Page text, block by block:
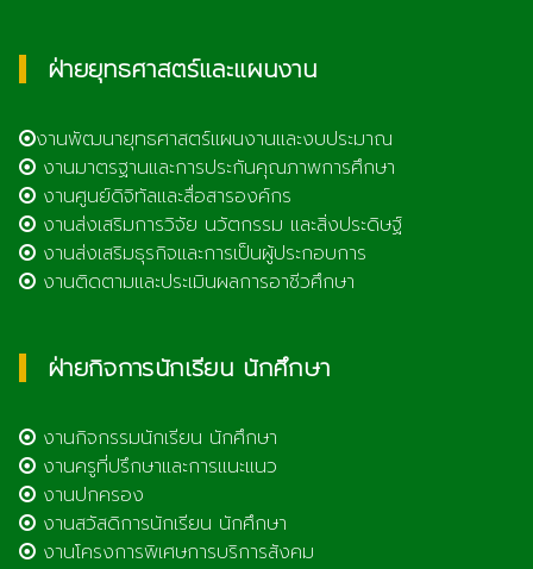
ฝ่ายยุทธศาสตร์และแผนงาน
งานพัฒนายุทธศาสตร์แผนงานและงบประมาณ
งานมาตรฐานและการประกันคุณภาพการศึกษา
งานศูนย์ดิจิทัลและสื่อสารองค์กร
งานส่งเสริมการวิจัย นวัตกรรม และสิ่งประดิษฐ์
งานส่งเสริมธุรกิจและการเป็นผู้ประกอบการ
งานติดตามและประเมินผลการอาชีวศึกษา
ฝ่ายกิจการนักเรียน นักศึกษา
งานกิจกรรมนักเรียน นักศึกษา
งานครูที่ปรึกษาและการแนะแนว
งานปกครอง
งานสวัสดิการนักเรียน นักศึกษา
งานโครงการพิเศษการบริการสังคม